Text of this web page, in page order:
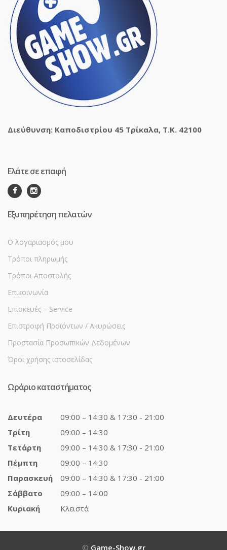
Διεύθυνση: Καποδιστρίου 45 Τρίκαλα, Τ.Κ. 42100
Ελάτε σε επαφή
Εξυπηρέτηση πελατών
Ο λογαριασμός μου
Τρόποι πληρωμής
Τρόποι Αποστολής
Επικοινωνία
Επισκευές – Service
Επιστροφή Προϊόντων / Ακυρώσεις
Προστασία Προσωπικών Δεδομένων
Όροι χρήσης ιστοσελίδας
Ωράριο καταστήματος
Δευτέρα
09:00 – 14:30 & 17:30 - 21:00
Τρίτη
09:00 – 14:30
Τετάρτη
09:00 – 14:30 & 17:30 - 21:00
Πέμπτη
09:00 – 14:30
Παρασκευή
09:00 – 14:30 & 17:30 - 21:00
Σάββατο
09:00 – 14:00
Κυριακή
Κλειστά
© Game-Show.gr